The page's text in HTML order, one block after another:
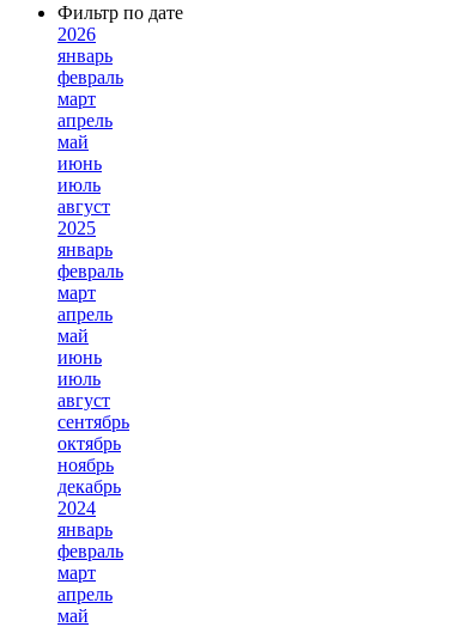
Фильтр по дате
2026
январь
февраль
март
апрель
май
июнь
июль
август
2025
январь
февраль
март
апрель
май
июнь
июль
август
сентябрь
октябрь
ноябрь
декабрь
2024
январь
февраль
март
апрель
май